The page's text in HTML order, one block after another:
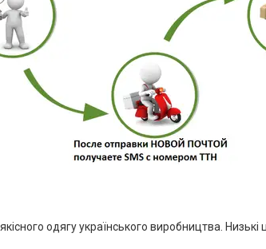
одягу українського виробництва.